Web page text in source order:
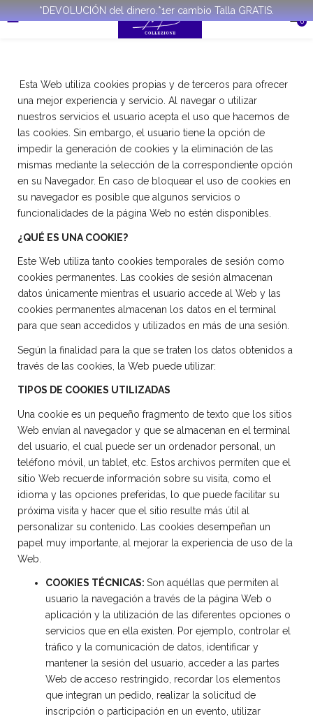
*DEVOLUCIÓN del dinero.*1er cambio Talla GRATIS.
0
Esta Web utiliza cookies propias y de terceros para ofrecer
una mejor experiencia y servicio. Al navegar o utilizar
nuestros servicios el usuario acepta el uso que hacemos de
las cookies. Sin embargo, el usuario tiene la opción de
impedir la generación de cookies y la eliminación de las
mismas mediante la selección de la correspondiente opción
en su Navegador. En caso de bloquear el uso de cookies en
su navegador es posible que algunos servicios o
funcionalidades de la página Web no estén disponibles.
¿QUÉ ES UNA COOKIE?
Este Web utiliza tanto cookies temporales de sesión como
cookies permanentes. Las cookies de sesión almacenan
datos únicamente mientras el usuario accede al Web y las
cookies permanentes almacenan los datos en el terminal
para que sean accedidos y utilizados en más de una sesión.
Según la finalidad para la que se traten los datos obtenidos a
través de las cookies, la Web puede utilizar:
TIPOS DE COOKIES UTILIZADAS
Una cookie es un pequeño fragmento de texto que los sitios
Web envían al navegador y que se almacenan en el terminal
del usuario, el cual puede ser un ordenador personal, un
teléfono móvil, un tablet, etc. Estos archivos permiten que el
sitio Web recuerde información sobre su visita, como el
idioma y las opciones preferidas, lo que puede facilitar su
próxima visita y hacer que el sitio resulte más útil al
personalizar su contenido. Las cookies desempeñan un
papel muy importante, al mejorar la experiencia de uso de la
Web.
COOKIES TÉCNICAS: Son aquéllas que permiten al
usuario la navegación a través de la página Web o
aplicación y la utilización de las diferentes opciones o
servicios que en ella existen. Por ejemplo, controlar el
tráfico y la comunicación de datos, identificar y
mantener la sesión del usuario, acceder a las partes
Web de acceso restringido, recordar los elementos
que integran un pedido, realizar la solicitud de
inscripción o participación en un evento, utilizar